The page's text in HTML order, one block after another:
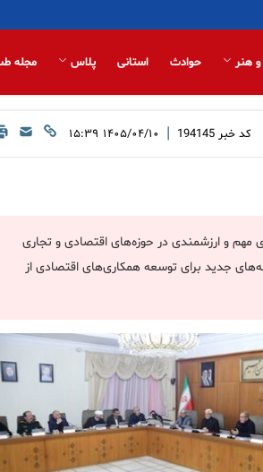
هنر حوادث استانی پلاس مجله
کد خبر 194145
| ۱۴۰۵/۰۴/۱۰ ۱۵:۳۹
مهم و ارزشمندی در حوزه‌های اقتصادی و تجاری
جدید برای توسعه همکاری‌های اقتصادی از